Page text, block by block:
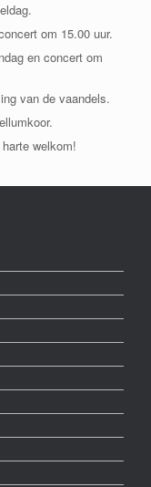
om 15.00 uur.
en concert om
van de vaandels.
welkom!